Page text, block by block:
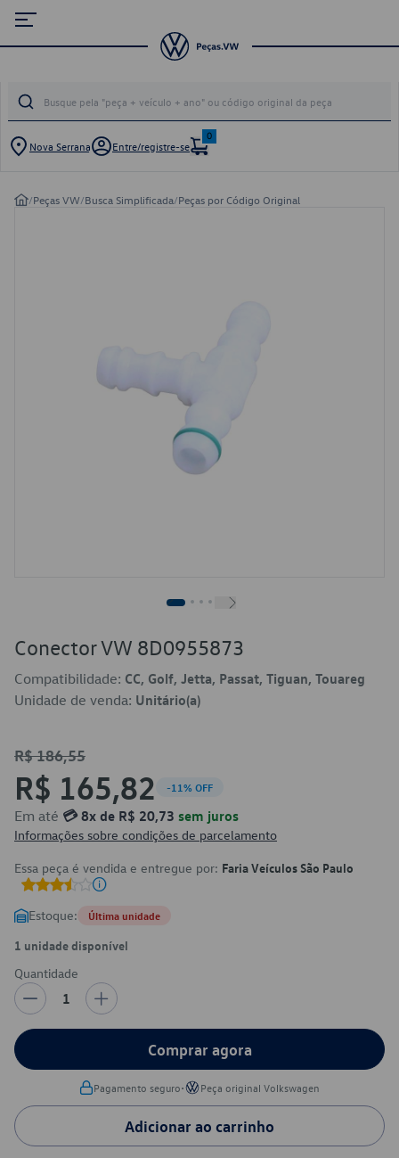
Nova Serrana Entre/registre-se
0
/Peças VW/Busca Simplificada/Peças por Código Original
Conector VW 8D0955873
Compatibilidade: CC, Golf, Jetta, Passat, Tiguan, Touareg
Unidade de venda: Unitário(a)
R$ 186,55
R$ 165,82 -11% OFF
Em até 💳 8x de R$ 20,73 sem juros
Informações sobre condições de parcelamento
Essa peça é vendida e entregue por: Faria Veículos São Paulo
Estoque: Última unidade
1 unidade disponível
Quantidade
1
Comprar agora
Pagamento seguro• Peça original Volkswagen
Adicionar ao carrinho